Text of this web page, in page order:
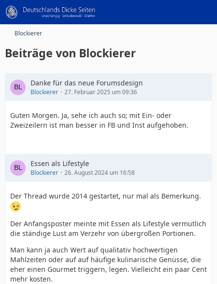
Blockierer
Beiträge von Blockierer
Danke für das neue Forumsdesign
Blockierer 27. Februar 2025 um 09:36
Guten Morgen. Ja, sehe ich auch so; mit Ein- oder
Zweizeilern ist man besser in FB und Inst aufgehoben.
Essen als Lifestyle
Blockierer 26. August 2024 um 16:58
Der Thread wurde 2014 gestartet, nur mal als Bemerkung.
Der Anfangsposter meinte mit Essen als Lifestyle vermutlich
die ständige Lust am Verzehr von übergroßen Portionen.
Man kann ja auch Wert auf qualitativ hochwertigen
Mahlzeiten oder auf auf häufige kulinarische Genüsse, die
eher einen Gourmet triggern, legen. Vielleicht ein paar Cent
mehr kosten.